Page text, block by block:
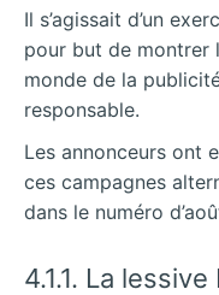
Il s’agissait d’un
pour but de montrer
monde de la
responsable.
Les annonceurs ont
ces campagnes
dans le numéro
4.1.1. La